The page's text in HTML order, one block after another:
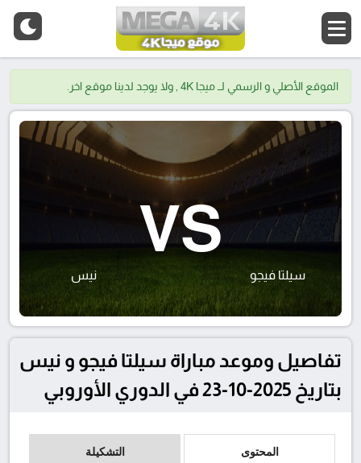
الموقع الأصلي و الرسمي لــ ميجا 4K , ولا يوجد لدينا موقع اخر.
سيلتا فيجو
VS
نيس
تفاصيل وموعد مباراة سيلتا فيجو و نيس
بتاريخ 2025-10-23 في الدوري الأوروبي
المحتوى التشكيلة